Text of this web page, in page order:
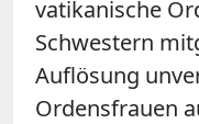
vatikanische
Schwestern
Auflösung
Ordensfrauen